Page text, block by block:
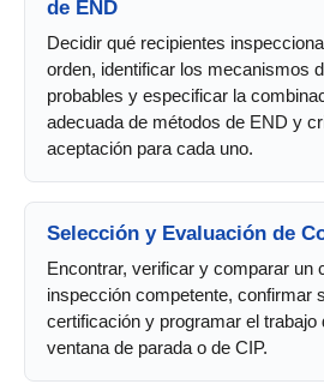
de END
Decidir qué recipientes
orden, identificar los mecanismos
probables y especificar la
adecuada de métodos de END y
aceptación para cada uno.
Selección y Evaluación de
Encontrar, verificar y comparar un
inspección competente, confirmar
certificación y programar el trabajo
ventana de parada o de CIP.